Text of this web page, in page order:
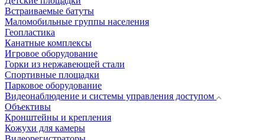
Встраиваемые батуты
Маломобильные группы населения
Геопластика
Канатные комплексы
Игровое оборудование
Горки из нержавеющей стали
Спортивные площадки
Парковое оборудование
Видеонаблюдение и системы управления доступом
Объективы
Кронштейны и крепления
Кожухи для камеры